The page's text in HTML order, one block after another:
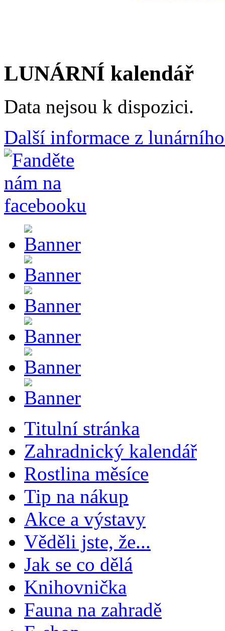
LUNÁRNÍ kalendář
Data nejsou k dispozici.
Další informace z
Titulní stránka
Zahradnický kalendář
Rostlina měsíce
Tip na nákup
Akce a výstavy
Věděli jste, že...
Jak se co dělá
Knihovnička
Fauna na zahradě